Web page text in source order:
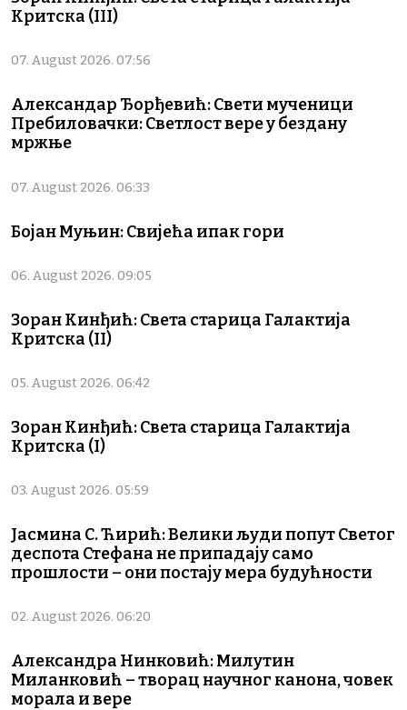
Критска (III)
07. August 2026. 07:56
Александар Ђорђевић: Свети мученици
Пребиловачки: Светлост вере у бездану
мржње
07. August 2026. 06:33
Бојан Муњин: Свијећа ипак гори
06. August 2026. 09:05
Зоран Кинђић: Света старица Галактија
Критска (II)
05. August 2026. 06:42
Зоран Кинђић: Света старица Галактија
Критска (I)
03. August 2026. 05:59
Јасмина С. Ћирић: Велики људи попут Светог
деспота Стефана не припадају само
прошлости – они постају мера будућности
02. August 2026. 06:20
Александра Нинковић: Милутин
Миланковић – творац научног канона, човек
морала и вере